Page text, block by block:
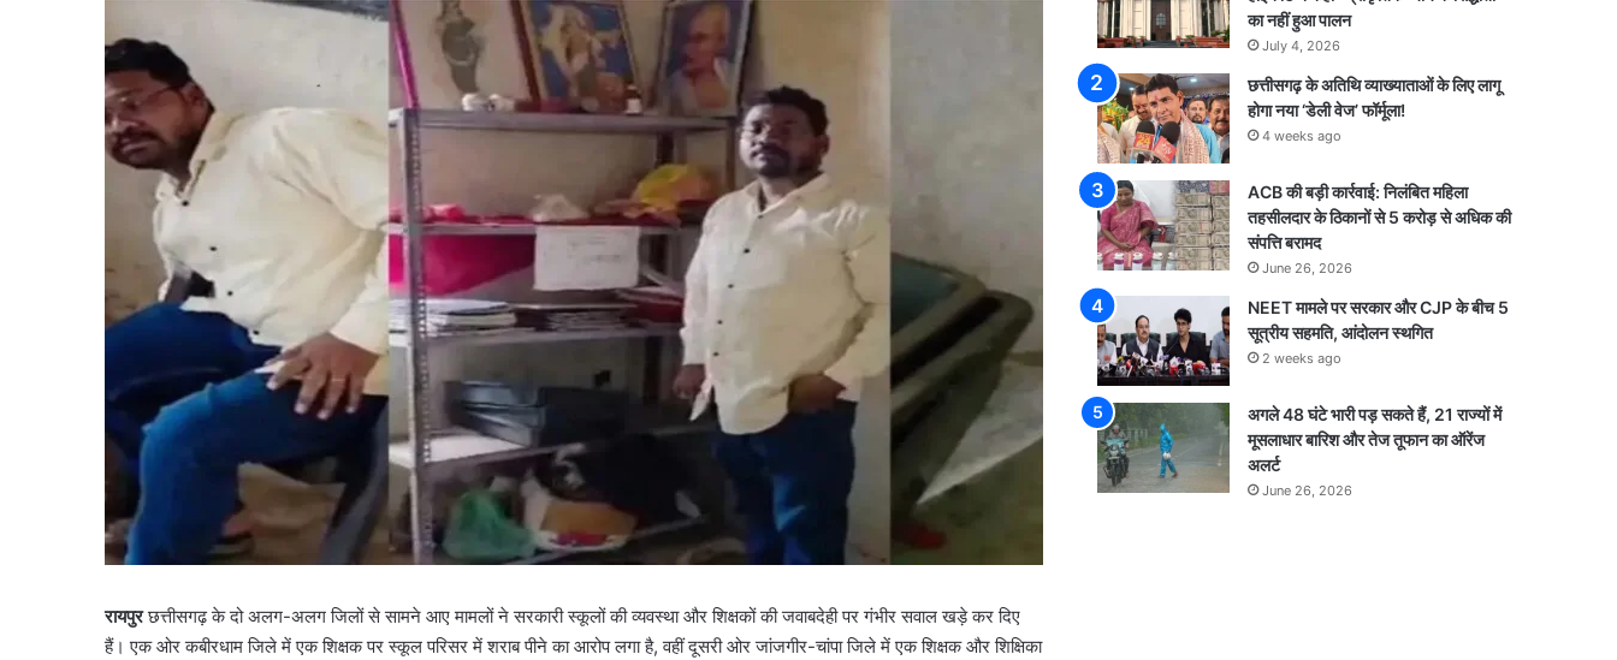
रायपुरछत्तीसगढ़ के दो अलग-अलग जिलों से सामने आए मामलों ने सरकारी स्कूलों की व्यवस्था और शिक्षकों की जवाबदेही पर गंभीर सवाल खड़े कर दिए
हैं। एक ओर कबीरधाम जिले में एक शिक्षक पर स्कूल परिसर में शराब पीने का आरोप लगा है, वहीं दूसरी ओर जांजगीर-चांपा जिले में एक शिक्षक और शिक्षिका
का नहीं हुआ पालन
July 4, 2026
छत्तीसगढ़ के अतिथि व्याख्याताओं के लिए लागू
होगा नया ‘डेली वेज’ फॉर्मूला!
4 weeks ago
ACB की बड़ी कार्रवाई: निलंबित महिला
तहसीलदार के ठिकानों से 5 करोड़ से अधिक की
संपत्ति बरामद
June 26, 2026
NEET मामले पर सरकार और CJP के बीच 5
सूत्रीय सहमति, आंदोलन स्थगित
2 weeks ago
अगले 48 घंटे भारी पड़ सकते हैं, 21 राज्यों में
मूसलाधार बारिश और तेज तूफान का ऑरेंज
अलर्ट
June 26, 2026